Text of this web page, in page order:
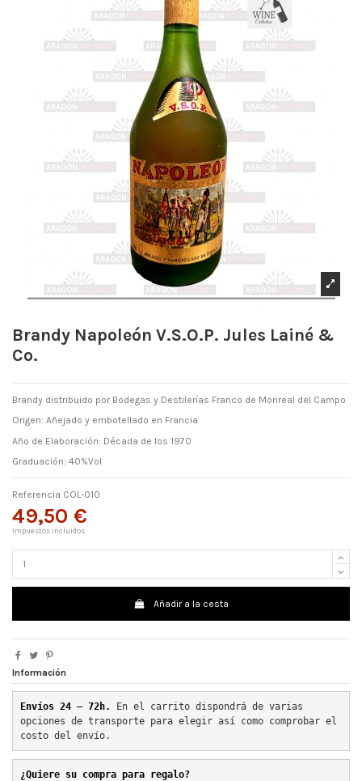
Brandy Napoleón V.S.O.P. Jules Lainé &
Co.
Brandy distribuido por Bodegas y Destilerías Franco de Monreal del Campo
Origen: Añejado y embotellado en Francia
Año de Elaboración: Década de los 1970
Graduación: 40%Vol
Referencia COL-010
49,50 €
Impuestos incluidos
Añadir a la cesta
Información
Envíos 24 – 72h.
En el carrito dispondrá de varias
opciones de transporte para elegir así como comprobar el
costo del envío.
¿Quiere su compra para regalo?